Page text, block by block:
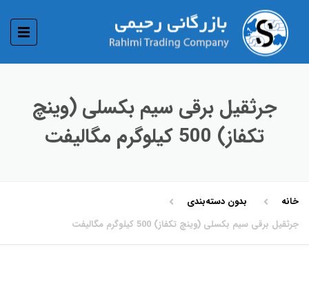
جرثقیل برقی سیم بکسلی (وینچ
تکفاز) 500 کیلوگرم مگالیفت
خانه
بدون دسته‌بندی
جرثقیل برقی سیم بکسلی (وینچ تکفاز) 500 کیلوگرم مگالیفت